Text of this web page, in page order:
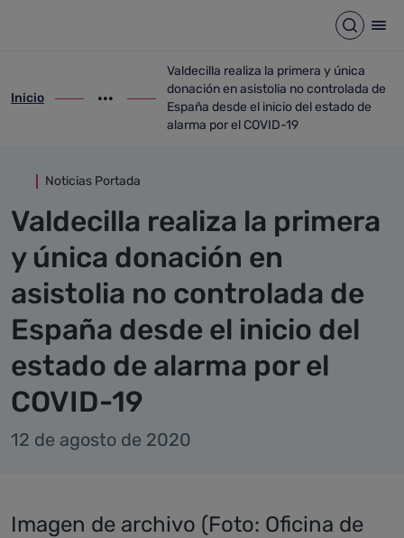
Abrir
ir-a inicio
Inicio
Mostrar opciones del camino de migas
ir-a Valdecilla realiza la primera y única
Valdecilla realiza la primera y única
donación en asistolia no controlada de
España desde el inicio del estado de
alarma por el COVID-19
Noticias Portada
Valdecilla realiza la primera
y única donación en
asistolia no controlada de
España desde el inicio del
estado de alarma por el
COVID-19
12 de agosto de 2020
Imagen de archivo (Foto: Oficina de